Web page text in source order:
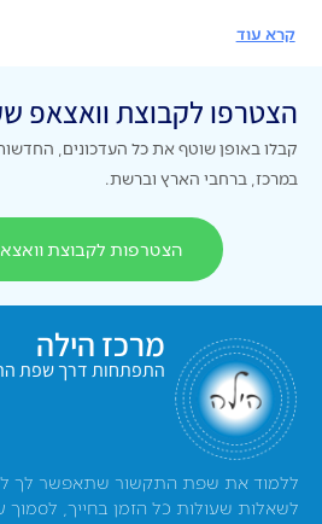
קרא עוד
הצטרפו לקבוצת וואצאפ
קבלו באופן שוטף את כל העדכונים,
במרכז, ברחבי הארץ וברשת.
הצטרפות לקבוצת
מרכז הילה
התפתחות דרך שפת
ללמוד את שפת התקשור שתאפשר לך
לשאלות שעולות כל הזמן בחייך, לסמוך